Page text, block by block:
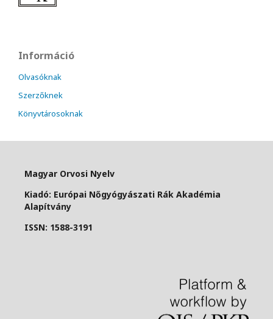
Információ
Olvasóknak
Szerzőknek
Könyvtárosoknak
Magyar Orvosi Nyelv
Kiadó: Európai Nőgyógyászati Rák Akadémia
Alapítvány
ISSN: 1588-3191